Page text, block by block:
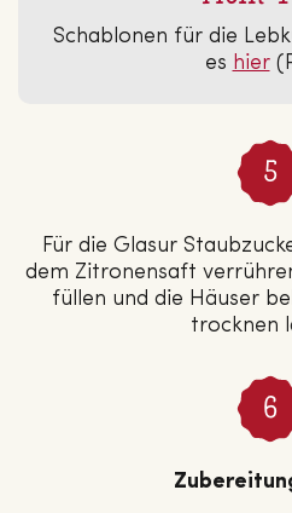
Schablonen für die
es hier
Für die Glasur
dem Zitronensaft
füllen und die Häuser
trocknen